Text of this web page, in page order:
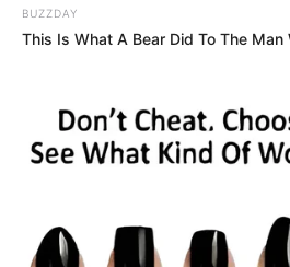
BUZZDAY
This Is What A Bear Did To The Man